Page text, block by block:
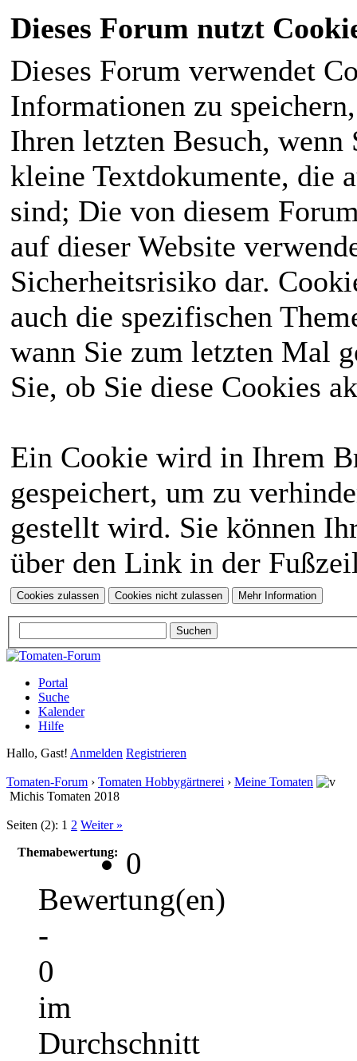
Dieses Forum nutzt
Dieses Forum verwendet
Informationen zu
Ihren letzten Besuch,
kleine Textdokumente, die
sind; Die von diesem
auf dieser Website
Sicherheitsrisiko dar.
auch die spezifischen
wann Sie zum letzten Mal
Sie, ob Sie diese Cookies
Ein Cookie wird in Ihrem
gespeichert, um zu
gestellt wird. Sie können
über den Link in der
Portal
Suche
Kalender
Hilfe
Hallo, Gast! Anmelden Registrieren
Tomaten-Forum › Tomaten Hobbygärtnerei › Meine Tomaten
Michis Tomaten 2018
Seiten (2): 1 2 Weiter »
Themabewertung:
0
Bewertung(en)
-
0
im
Durchschnitt